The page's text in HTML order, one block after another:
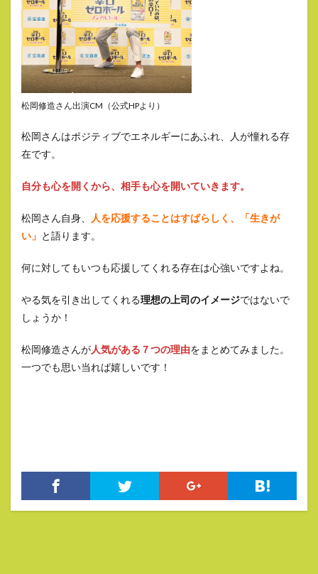
松岡修造さん出演CM（公式HPより）
松岡さんはポジティブでエネルギーにあふれ、人が憧れる存
在です。
自分も心を開くから、相手も心を開いていきます。
松岡さん自身、
人を応援することはすばらしく、「生きが
い」 と語ります。
何に対してもいつも応援してくれる存在は心強いですよね。
やる気を引き出してくれる理想の上司のイメージではないで
しょうか！
松岡修造さんが人気がある７つの理由をまとめてみました。
一つでも思い当れば嬉しいです！